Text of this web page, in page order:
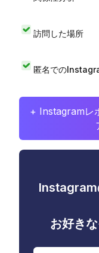
訪問した場所
匿名での
+ Instagramレ
Instagram
お好き